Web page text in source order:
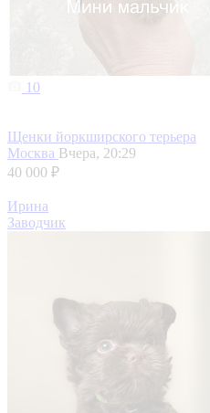
10
Щенки йоркширского терьера
Москва Вчера, 20:29
40 000 ₽
Ирина
Заводчик